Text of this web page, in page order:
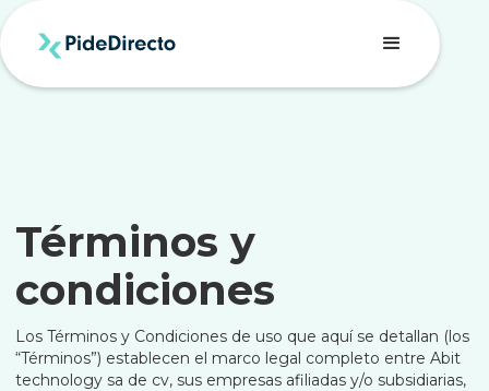
Términos y
condiciones
Los Términos y Condiciones de uso que aquí se detallan (los
“Términos”) establecen el marco legal completo entre Abit
technology sa de cv, sus empresas afiliadas y/o subsidiarias,